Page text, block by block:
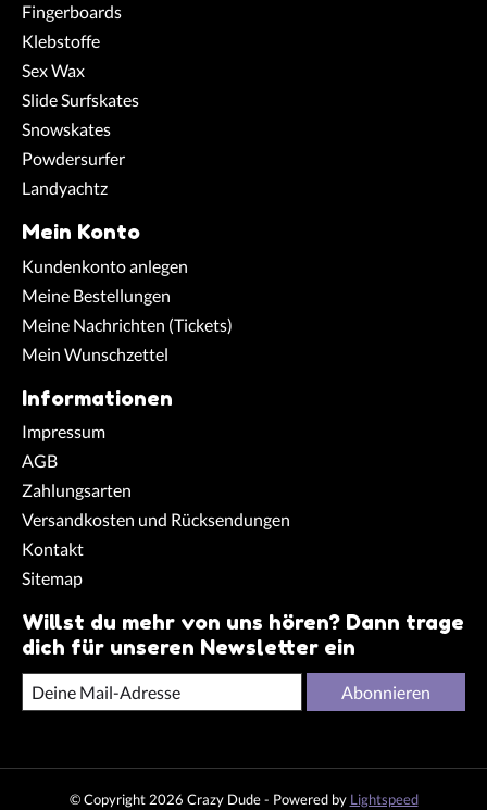
Fingerboards
Klebstoffe
Sex Wax
Slide Surfskates
Snowskates
Powdersurfer
Landyachtz
Mein Konto
Kundenkonto anlegen
Meine Bestellungen
Meine Nachrichten (Tickets)
Mein Wunschzettel
Informationen
Impressum
AGB
Zahlungsarten
Versandkosten und Rücksendungen
Kontakt
Sitemap
Willst du mehr von uns hören? Dann trage
dich für unseren Newsletter ein
Abonnieren
© Copyright 2026 Crazy Dude - Powered by Lightspeed